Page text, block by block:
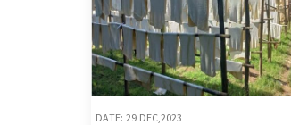
DATE: 29 DEC,2023